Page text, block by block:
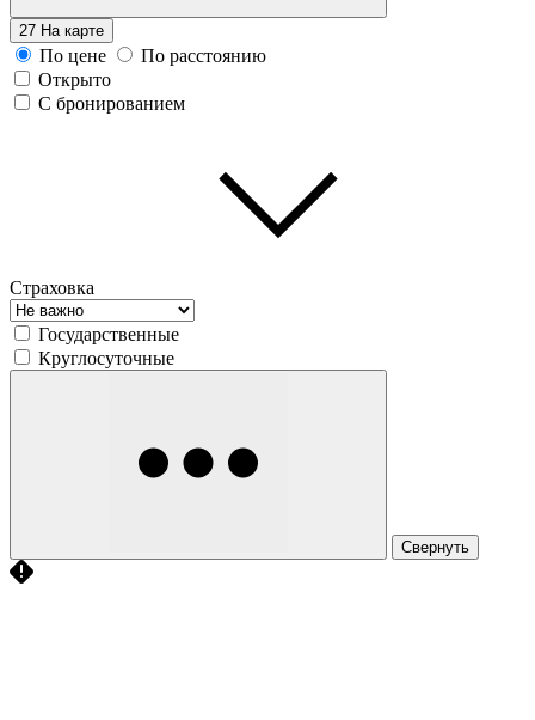
27 На карте
По цене
По расстоянию
Открыто
С бронированием
Страховка
Государственные
Круглосуточные
Свернуть